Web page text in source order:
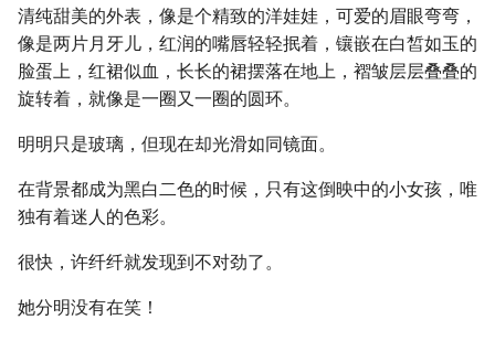
清纯甜美的外表，像是个精致的洋娃娃，可爱的眉眼弯弯，
像是两片月牙儿，红润的嘴唇轻轻抿着，镶嵌在白皙如玉的
脸蛋上，红裙似血，长长的裙摆落在地上，褶皱层层叠叠的
旋转着，就像是一圈又一圈的圆环。
明明只是玻璃，但现在却光滑如同镜面。
在背景都成为黑白二色的时候，只有这倒映中的小女孩，唯
独有着迷人的色彩。
很快，许纤纤就发现到不对劲了。
她分明没有在笑！